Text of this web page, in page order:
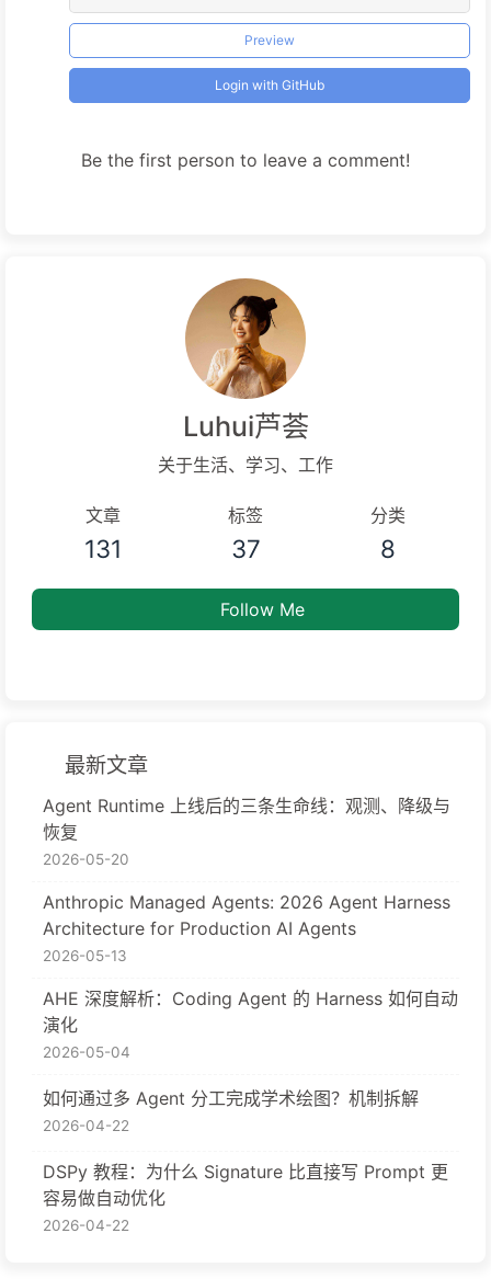
Preview
Login with GitHub
Be the first person to leave a comment!
Luhui芦荟
关于生活、学习、工作
文章
131
标签
37
分类
8
Follow Me
最新文章
Agent Runtime 上线后的三条生命线：观测、降级与
恢复
2026-05-20
Anthropic Managed Agents: 2026 Agent Harness
Architecture for Production AI Agents
2026-05-13
AHE 深度解析：Coding Agent 的 Harness 如何自动
演化
2026-05-04
如何通过多 Agent 分工完成学术绘图？机制拆解
2026-04-22
DSPy 教程：为什么 Signature 比直接写 Prompt 更
容易做自动优化
2026-04-22